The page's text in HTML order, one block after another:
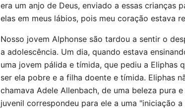
era um anjo de Deus, enviado a essas crianças
elas em meus lábios, pois meu coração estava
Nosso jovem Alphonse são tardou a sentir o
a adolescência. Um dia, quando estava
uma jovem pálida e tímida, que pediu a Eliphas
ser ela pobre e a filha doente e tímida. Eliphas
chamava Adele Allenbach, de uma beleza pura
juvenil correspondeu para ele a uma "iniciação